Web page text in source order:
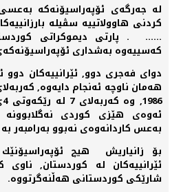
لە جەرگەی ئۆپەراسیۆنەكە
كردنی هاوولاتییە سڤیلە
...... . پارتی دیموكراتی
كەسییەوە بەشداری
دوای فەجری دوو, ئێرانییەكان دوو
ئەوەی هێزی كوردی نەگلابوونە
بەعس كاردانەوەی نەبوو بەرامبەر
بۆ زانیاریش هیچ
ئێرانییەكان لە كوردستان,
شارێكی كوردستانی هەڵنەگرتووە.